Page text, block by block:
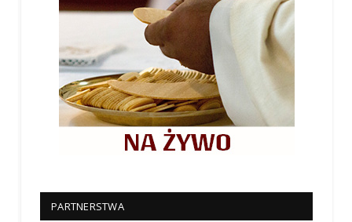
PARTNERSTWA